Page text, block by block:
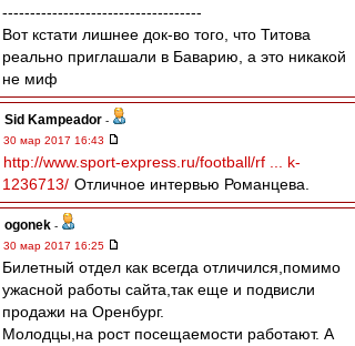
------------------------------------
Вот кстати лишнее док-во того, что Титова
реально приглашали в Баварию, а это никакой
не миф
Sid Kampeador -
30 мар 2017 16:43
http://www.sport-express.ru/football/rf ... k-
1236713/ Отличное интервью Романцева.
ogonek -
30 мар 2017 16:25
Билетный отдел как всегда отличился,помимо
ужасной работы сайта,так еще и подвисли
продажи на Оренбург.
Молодцы,на рост посещаемости работают. А